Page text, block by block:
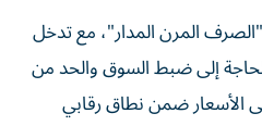
المرن المدار"، مع تدخل
إلى ضبط السوق والحد من
الأسعار ضمن نطاق رقابي